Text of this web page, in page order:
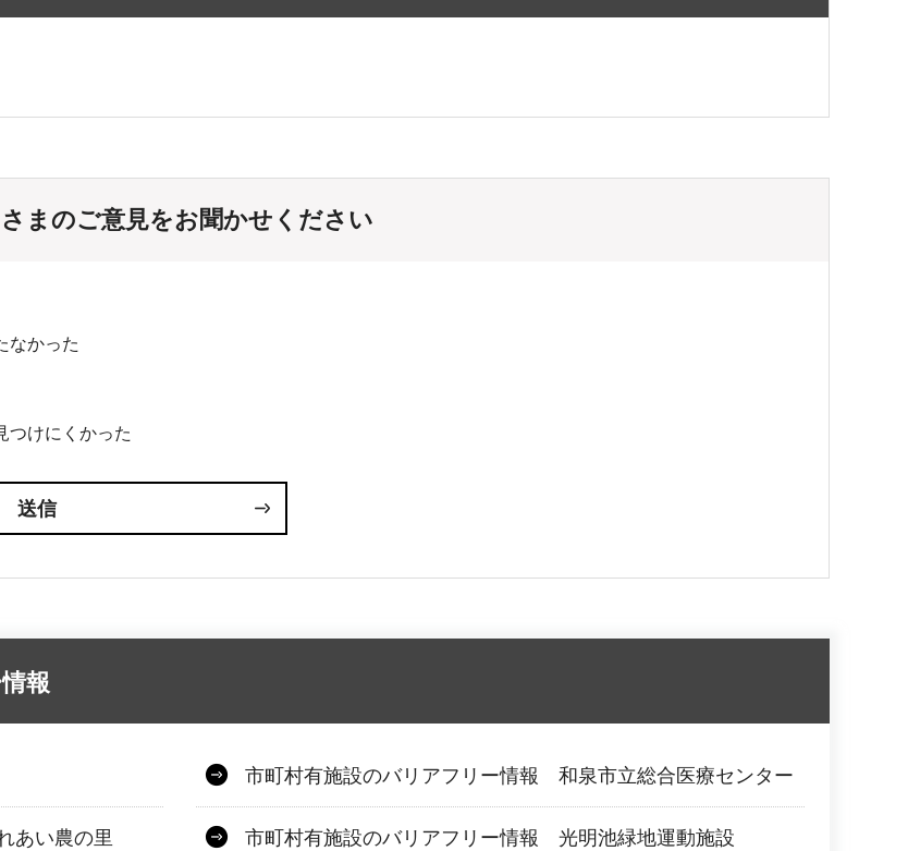
まのご意見をお聞かせください
なかった
つけにくかった
報
市町村有施設のバリアフリー情報 和泉市立総合医療センター
あい農の里 市町村有施設のバリアフリー情報 光明池緑地運動施設